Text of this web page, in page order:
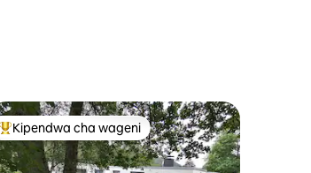
wastani wa 5 kati ya 5, tathmini 80
Kipendwa maarufu cha wageni
Kipendwa cha wageni